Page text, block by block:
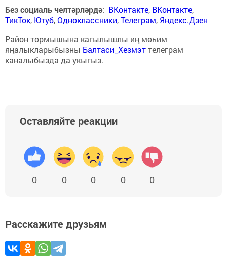
Без социаль челтәрләрдә: ВКонтакте, ВКонтакте,
ТикТок, Ютуб,Одноклассники,Телеграм, Яндекс.Дзен
Район тормышына кагылышлы иң мөһим
яңалыкларыбызны Балтаси_Хезмэттелеграм
каналыбызда да укыгыз.
Оставляйте реакции
0 0 0 0 0
Расскажите друзьям